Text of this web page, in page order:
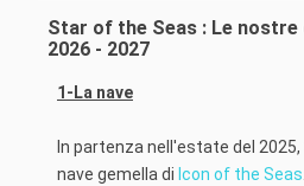
Star of the Seas : Le
2026 - 2027
1-La nave
In partenza nell'estate del
nave gemella di Icon of the Seas